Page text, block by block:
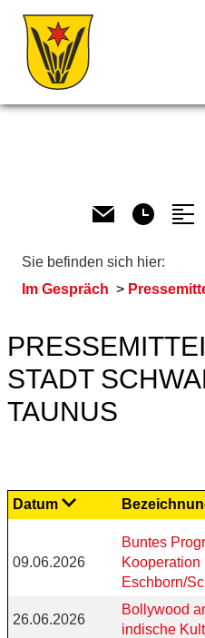
Sie befinden sich hier:
Im Gespräch
STADT
TAUNUS
Datum
09.06.2026
Buntes
Kooperation
Eschborn/
26.06.2026
Bollywood
indische